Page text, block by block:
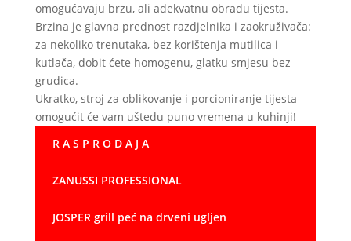
omogućavaju brzu, ali adekvatnu obradu tijesta.
Brzina je glavna prednost razdjelnika i zaokruživača:
za nekoliko trenutaka, bez korištenja mutilica i
kutlača, dobit ćete homogenu, glatku smjesu bez
grudica.
Ukratko, stroj za oblikovanje i porcioniranje tijesta
omogućit će vam uštedu puno vremena u kuhinji!
R A S P R O D A J A
ZANUSSI PROFESSIONAL
JOSPER grill peć na drveni ugljen